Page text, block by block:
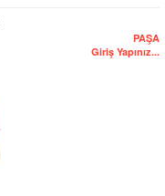
PAŞA
Giriş Yapınız...